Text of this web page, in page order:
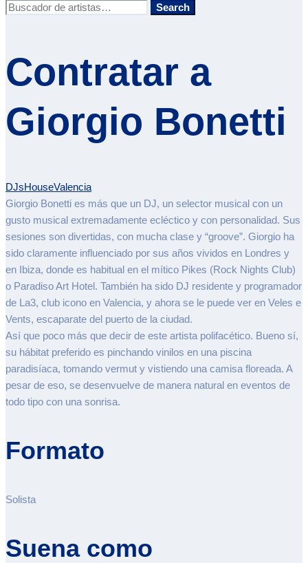
Buscar: Search
Contratar a
Giorgio Bonetti
DJsHouseValencia
Giorgio Bonetti es más que un DJ, un selector musical con un
gusto musical extremadamente ecléctico y con personalidad. Sus
sesiones son divertidas, con mucha clase y “groove”. Giorgio ha
sido claramente influenciado por sus años vividos en Londres y
en Ibiza, donde es habitual en el mítico Pikes (Rock Nights Club)
o Paradiso Art Hotel. También ha sido DJ residente y programador
de La3, club icono en Valencia, y ahora se le puede ver en Veles e
Vents, escaparate del puerto de la ciudad.
Así que poco más que decir de este artista polifacético. Bueno sí,
su hábitat preferido es pinchando vinilos en una piscina
paradisíaca, tomando vermut y vistiendo una camisa floreada. A
pesar de eso, se desenvuelve de manera natural en eventos de
todo tipo con una sonrisa.
Formato
Solista
Suena como